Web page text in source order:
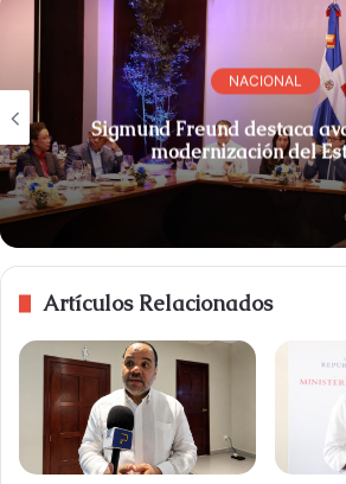
NACIONAL
Sigmund Freund destaca
modernización del
Artículos Relacionados